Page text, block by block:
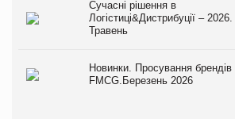
Сучасні рішення в
Логістиці&Дистрибуції – 2026.
Травень
Новинки. Просування брендів
FMCG.Березень 2026